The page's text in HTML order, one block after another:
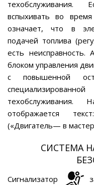
техобслуживания.
вспыхивать во
означает, что в
подачей топлива
есть неисправность.
блоком управления
с повышенной
техобслуживания.
отображается
(«Двигатель— в
СИСТЕМА
Сигнализатор